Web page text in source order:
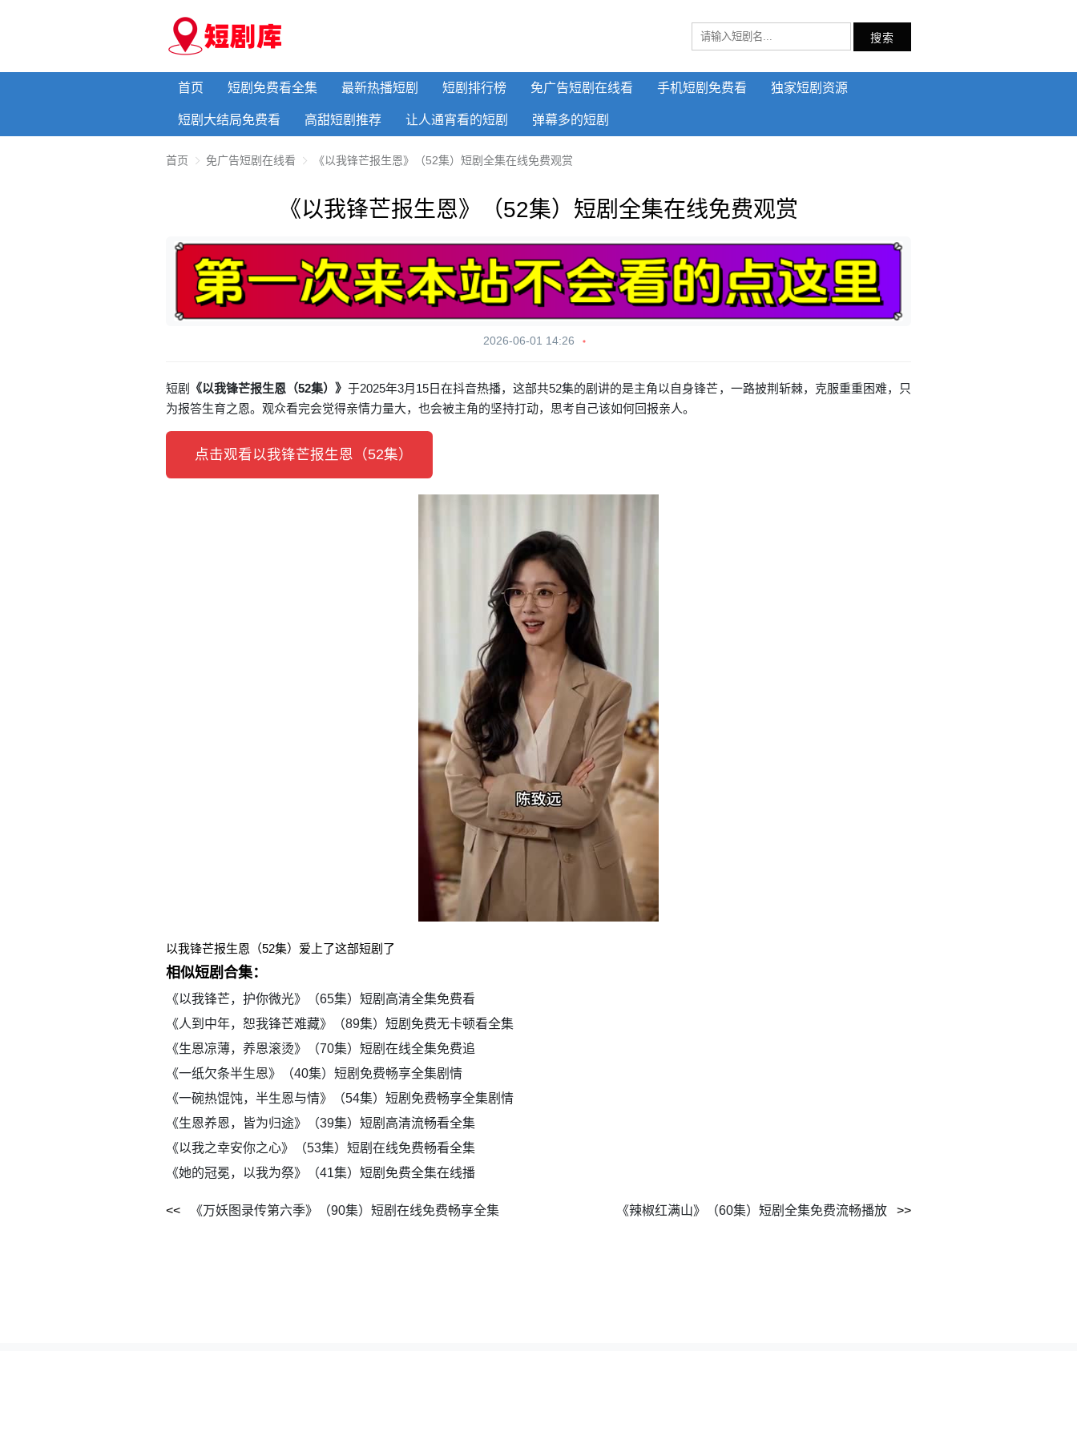
搜索
首页 短剧免费看全集 最新热播短剧 短剧排行榜 免广告短剧在线看 手机短剧免费看 独家短剧资源
短剧大结局免费看 高甜短剧推荐 让人通宵看的短剧 弹幕多的短剧
首页 免广告短剧在线看 《以我锋芒报生恩》（52集）短剧全集在线免费观赏
《以我锋芒报生恩》（52集）短剧全集在线免费观赏
2026-06-01 14:26
短剧 《以我锋芒报生恩（52集）》 于2025年3月15日在抖音热播，这部共52集的剧讲的是主角以自身锋芒，一路披荆斩棘，克服重重困难，只
为报答生育之恩。观众看完会觉得亲情力量大，也会被主角的坚持打动，思考自己该如何回报亲人。
点击观看以我锋芒报生恩（52集）
以我锋芒报生恩（52集）爱上了这部短剧了
相似短剧合集：
《以我锋芒，护你微光》（65集）短剧高清全集免费看
《人到中年，恕我锋芒难藏》（89集）短剧免费无卡顿看全集
《生恩凉薄，养恩滚烫》（70集）短剧在线全集免费追
《一纸欠条半生恩》（40集）短剧免费畅享全集剧情
《一碗热馄饨，半生恩与情》（54集）短剧免费畅享全集剧情
《生恩养恩，皆为归途》（39集）短剧高清流畅看全集
《以我之幸安你之心》（53集）短剧在线免费畅看全集
《她的冠冕，以我为祭》（41集）短剧免费全集在线播
《万妖图录传第六季》（90集）短剧在线免费畅享全集 《辣椒红满山》（60集）短剧全集免费流畅播放